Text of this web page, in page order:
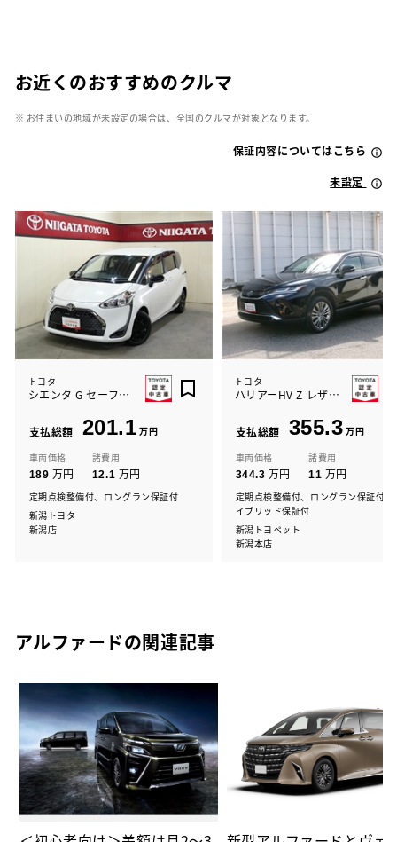
お近くのおすすめのクルマ
※ お住まいの地域が未設定の場合は、全国のクルマが対象となります。
保証内容についてはこちら
未設定
トヨタ
シエンタ G セーフティーED2
支払総額 201.1 万円
車両価格
189 万円
諸費用
12.1 万円
定期点検整備付、ロングラン保証付
新潟トヨタ
新潟店
トヨタ
ハリアーHV Z レザーパッケージ
支払総額 355.3 万円
車両価格
344.3 万円
諸費用
11 万円
定期点検整備付、ロングラン保証付、
イブリッド保証付
新潟トヨペット
新潟本店
アルファードの関連記事